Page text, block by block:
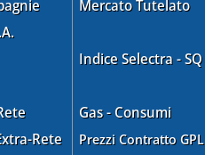
Rete
Mercato Tutelato
Indice Selectra - SQ
Gas - Consumi
Prezzi Contratto GPL